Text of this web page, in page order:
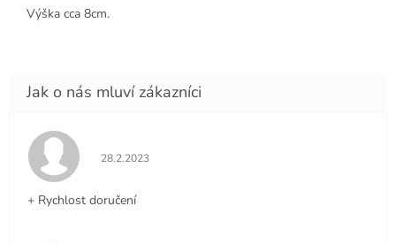
Výška cca 8cm.
Hodnocení obchodu je 5 z 5 hvězdiček.
28.2.2023
+ Rychlost doručení